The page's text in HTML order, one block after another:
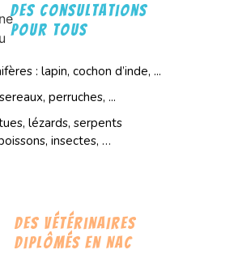
des consultations
pour tous
: lapin, cochon d’inde, ...
perruches, ...
lézards, serpents
insectes, …
Des vétérinaires
diplômés en NAC